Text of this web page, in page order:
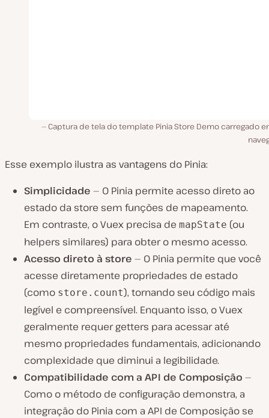
Captura de tela do template Pinia Store Demo carregado
Esse exemplo ilustra as vantagens do Pinia:
Simplicidade — O Pinia permite acesso direto ao
estado da store sem funções de mapeamento.
Em contraste, o Vuex precisa de mapState (ou
helpers similares) para obter o mesmo acesso.
Acesso direto à store — O Pinia permite que você
acesse diretamente propriedades de estado
(como store.count), tornando seu código mais
legível e compreensível. Enquanto isso, o Vuex
geralmente requer getters para acessar até
mesmo propriedades fundamentais, adicionando
complexidade que diminui a legibilidade.
Compatibilidade com a API de Composição —
Como o método de configuração demonstra, a
integração do Pinia com a API de Composição se